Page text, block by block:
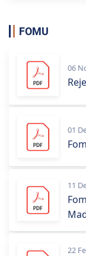
FOMU
06
01
11
22